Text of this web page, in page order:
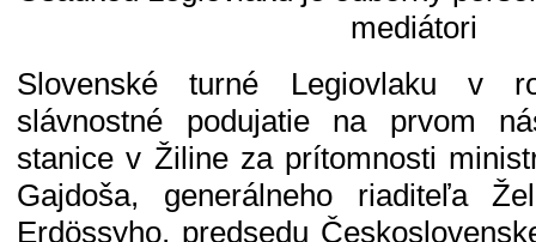
mediátori
Slovenské turné Legiovlaku v
slávnostné podujatie na prvom
stanice v Žiline za prítomnosti
Gajdoša, generálneho riaditeľa
Erdössyho, predsedu